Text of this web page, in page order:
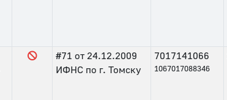
#71 от 24.12.2009
ИФНС по г. Томску
7017141066
1067017088346